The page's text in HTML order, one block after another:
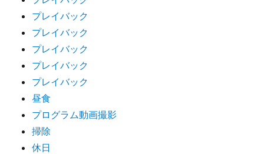
プレイバック
プレイバック
プレイバック
プレイバック
プレイバック
昼食
プログラム動画撮影
掃除
休日